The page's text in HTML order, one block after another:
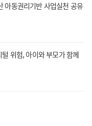
아동권리기반 사업실천 공유
위험, 아이와 부모가 함께